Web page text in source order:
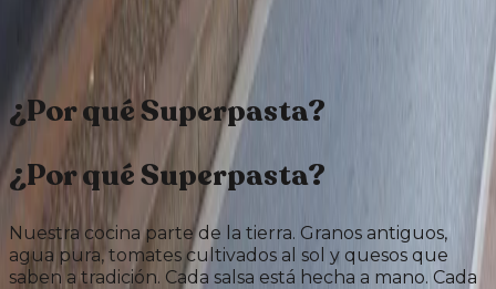
MISCUSI. EL PODER DEL SABOR
¿Por qué Superpasta?
¿Por qué Superpasta?
Nuestra cocina parte de la tierra. Granos antiguos,
agua pura, tomates cultivados al sol y quesos que
saben a tradición. Cada salsa está hecha a mano. Cada